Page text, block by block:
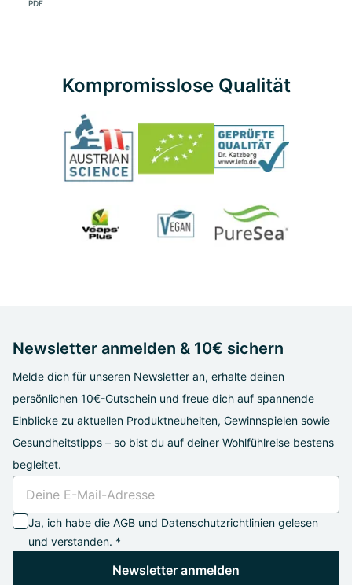
PDF
Kompromisslose Qualität
Newsletter anmelden & 10€ sichern
Melde dich für unseren Newsletter an, erhalte deinen
persönlichen 10€-Gutschein und freue dich auf spannende
Einblicke zu aktuellen Produktneuheiten, Gewinnspielen sowie
Gesundheitstipps – so bist du auf deiner Wohlfühlreise bestens
begleitet.
Ja, ich habe die AGB und Datenschutzrichtlinien gelesen
und verstanden. *
Newsletter anmelden